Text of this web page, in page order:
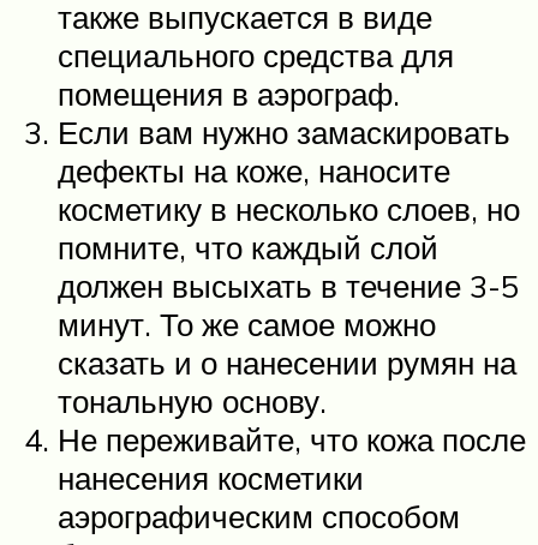
также выпускается в виде
специального средства для
помещения в аэрограф.
Если вам нужно замаскировать
дефекты на коже, наносите
косметику в несколько слоев, но
помните, что каждый слой
должен высыхать в течение 3-5
минут. То же самое можно
сказать и о нанесении румян на
тональную основу.
Не переживайте, что кожа после
нанесения косметики
аэрографическим способом